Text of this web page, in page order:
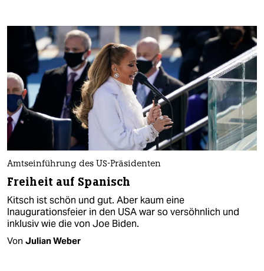
Amtseinführung des US-Präsidenten
Freiheit auf Spanisch
Kitsch ist schön und gut. Aber kaum eine
Inaugurationsfeier in den USA war so versöhnlich und
inklusiv wie die von Joe Biden.
Von Julian Weber